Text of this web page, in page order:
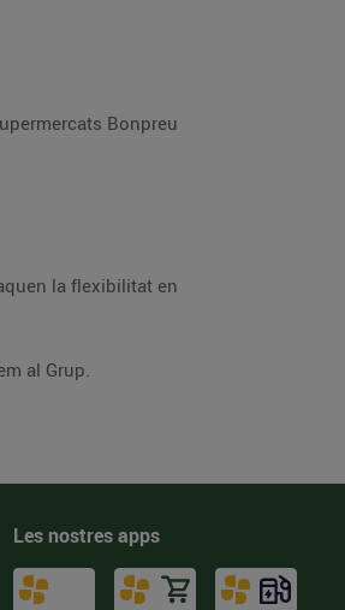
Bonpreu
la flexibilitat en
al Grup.
Les nostres apps